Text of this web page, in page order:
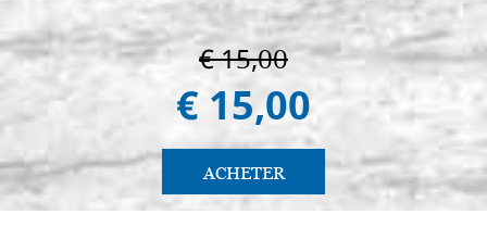
€ 15,00
€ 15,00
ACHETER